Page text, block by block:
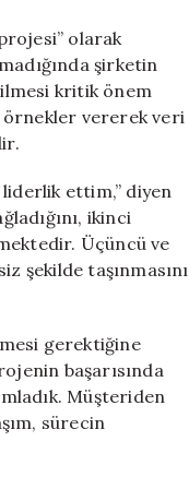
olarak
şirketin
kritik önem
örnekler vererek veri
ettim,” diyen
ikinci
Üçüncü ve
şekilde taşınmasını
gerektiğine
başarısında
Müşteriden
sürecin